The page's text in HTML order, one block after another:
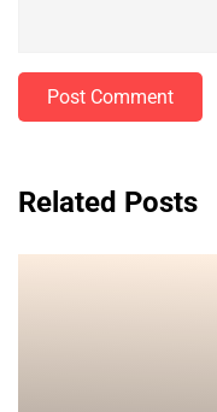
Post Comment
Related Posts